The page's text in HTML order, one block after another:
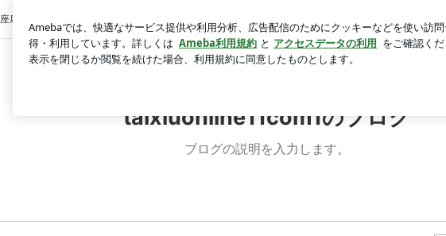
座席を取られ悔しい妊娠中の電車通勤 新規登録
taixiuonline11com1のブログ
ブログの説明を入力します。